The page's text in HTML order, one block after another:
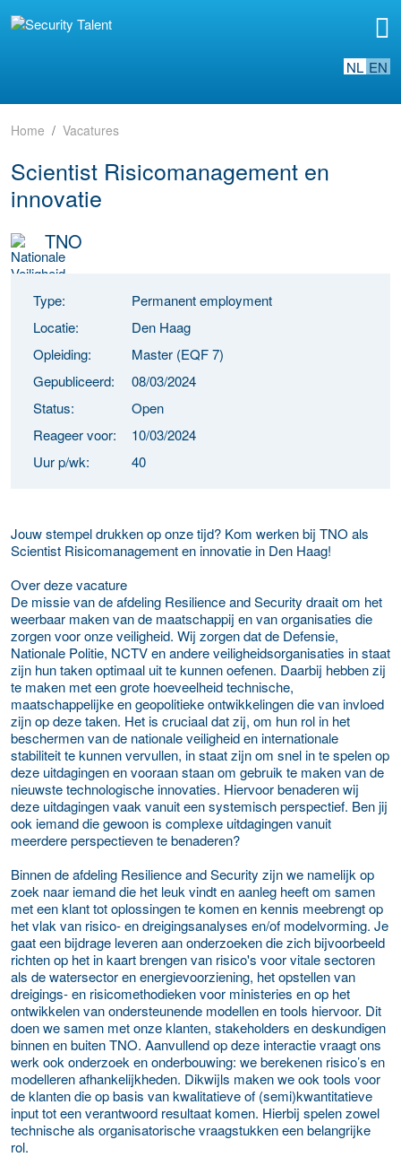
NL EN
Home Vacatures
Scientist Risicomanagement en
innovatie
TNO
Type:
Permanent employment
Locatie:
Den Haag
Opleiding:
Master (EQF 7)
Gepubliceerd:
08/03/2024
Status:
Open
Reageer voor:
10/03/2024
Uur p/wk:
40
Jouw stempel drukken op onze tijd? Kom werken bij TNO als
Scientist Risicomanagement en innovatie in Den Haag!
Over deze vacature
De missie van de afdeling Resilience and Security draait om het
weerbaar maken van de maatschappij en van organisaties die
zorgen voor onze veiligheid. Wij zorgen dat de Defensie,
Nationale Politie, NCTV en andere veiligheidsorganisaties in staat
zijn hun taken optimaal uit te kunnen oefenen. Daarbij hebben zij
te maken met een grote hoeveelheid technische,
maatschappelijke en geopolitieke ontwikkelingen die van invloed
zijn op deze taken. Het is cruciaal dat zij, om hun rol in het
beschermen van de nationale veiligheid en internationale
stabiliteit te kunnen vervullen, in staat zijn om snel in te spelen op
deze uitdagingen en vooraan staan om gebruik te maken van de
nieuwste technologische innovaties. Hiervoor benaderen wij
deze uitdagingen vaak vanuit een systemisch perspectief. Ben jij
ook iemand die gewoon is complexe uitdagingen vanuit
meerdere perspectieven te benaderen?
Binnen de afdeling Resilience and Security zijn we namelijk op
zoek naar iemand die het leuk vindt en aanleg heeft om samen
met een klant tot oplossingen te komen en kennis meebrengt op
het vlak van risico- en dreigingsanalyses en/of modelvorming. Je
gaat een bijdrage leveren aan onderzoeken die zich bijvoorbeeld
richten op het in kaart brengen van risico's voor vitale sectoren
als de watersector en energievoorziening, het opstellen van
dreigings- en risicomethodieken voor ministeries en op het
ontwikkelen van ondersteunende modellen en tools hiervoor. Dit
doen we samen met onze klanten, stakeholders en deskundigen
binnen en buiten TNO. Aanvullend op deze interactie vraagt ons
werk ook onderzoek en onderbouwing: we berekenen risico’s en
modelleren afhankelijkheden. Dikwijls maken we ook tools voor
de klanten die op basis van kwalitatieve of (semi)kwantitatieve
input tot een verantwoord resultaat komen. Hierbij spelen zowel
technische als organisatorische vraagstukken een belangrijke
rol.